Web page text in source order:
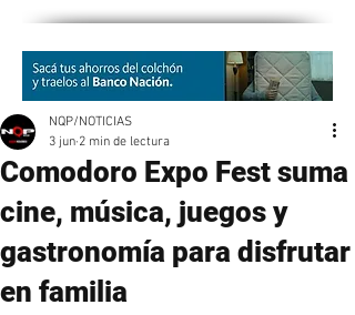
Comodoro Expo Fest suma
cine, música, juegos y
gastronomía para disfrutar
en familia
NQP/NOTICIAS
3 jun 2 min de lectura